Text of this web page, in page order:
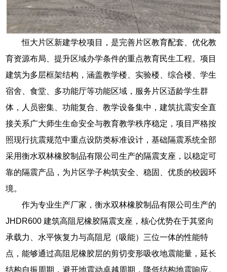
恒大片区新建学校项目，是完善片区教育配套、优化教
育资源布局、提升区域办学条件的重点教育民生工程。项目
建筑为多层框架结构，涵盖教学楼、实验楼、综合楼、学生
宿舍、食堂、多功能厅等功能区域，服务片区适龄学生群
体，人员密集、功能复合、教学设备集中，建筑抗震安全直
接关系广大师生生命安全与教育教学秩序稳定，项目严格按
照现行抗震规范中重点设防类标准设计，基础隔震系统全部
采用衡水双林橡胶制品有限公司生产的隔震支座，以稳定可
靠的隔震产品，为片区学子构筑安全、稳固、优质的校园环
境。
作为专业生产厂家，衡水双林橡胶制品有限公司生产的
JHDR600 建筑高阻尼橡胶隔震支座，核心优势在于其竖向
承载力、水平恢复力与高阻尼（吸能）三位一体的性能特
点，能够通过高阻尼橡胶层的剪切变形吸收地震能量，延长
结构自振周期，避开地震动卓越周期，降低结构地震响应。